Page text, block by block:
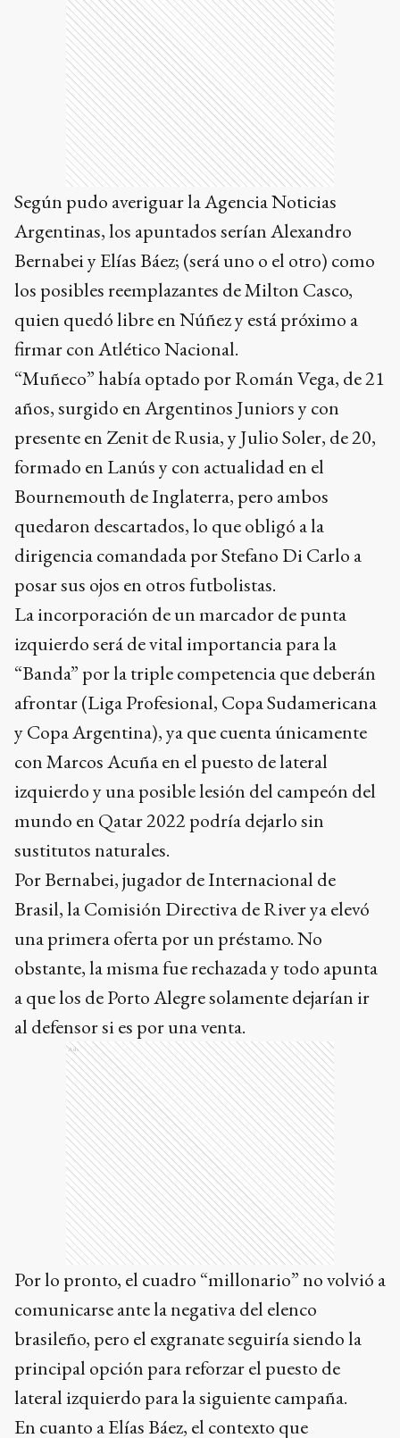
Según pudo averiguar la Agencia Noticias
Argentinas, los apuntados serían Alexandro
Bernabei y Elías Báez; (será uno o el otro) como
los posibles reemplazantes de Milton Casco,
quien quedó libre en Núñez y está próximo a
firmar con Atlético Nacional.
“Muñeco” había optado por Román Vega, de 21
años, surgido en Argentinos Juniors y con
presente en Zenit de Rusia, y Julio Soler, de 20,
formado en Lanús y con actualidad en el
Bournemouth de Inglaterra, pero ambos
quedaron descartados, lo que obligó a la
dirigencia comandada por Stefano Di Carlo a
posar sus ojos en otros futbolistas.
La incorporación de un marcador de punta
izquierdo será de vital importancia para la
“Banda” por la triple competencia que deberán
afrontar (Liga Profesional, Copa Sudamericana
y Copa Argentina), ya que cuenta únicamente
con Marcos Acuña en el puesto de lateral
izquierdo y una posible lesión del campeón del
mundo en Qatar 2022 podría dejarlo sin
sustitutos naturales.
Por Bernabei, jugador de Internacional de
Brasil, la Comisión Directiva de River ya elevó
una primera oferta por un préstamo. No
obstante, la misma fue rechazada y todo apunta
a que los de Porto Alegre solamente dejarían ir
al defensor si es por una venta.
Ads
Por lo pronto, el cuadro “millonario” no volvió a
comunicarse ante la negativa del elenco
brasileño, pero el exgranate seguiría siendo la
principal opción para reforzar el puesto de
lateral izquierdo para la siguiente campaña.
En cuanto a Elías Báez, el contexto que